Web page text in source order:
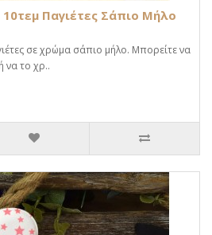
Παγιέτες Σάπιο Μήλο
σε χρώμα σάπιο μήλο. Μπορείτε να
να το χρ..